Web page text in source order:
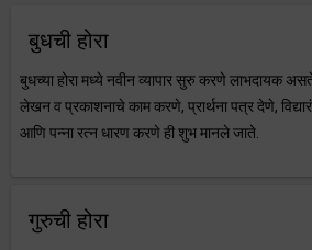
बुधची होरा
बुधच्या होरा मध्ये नवीन व्यापार सुरु करणे लाभदायक असते.
लेखन व प्रकाशनाचे काम करणे, प्रार्थना पत्र देणे,
आणि पन्ना रत्न धारण करणे ही शुभ मानले जाते.
गुरुची होरा